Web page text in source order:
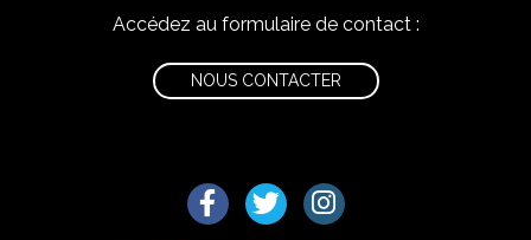
Accédez au formulaire de contact :
NOUS CONTACTER
Lien vers le compte Facebook
Lien vers le compte Twitter
Lien vers le compte